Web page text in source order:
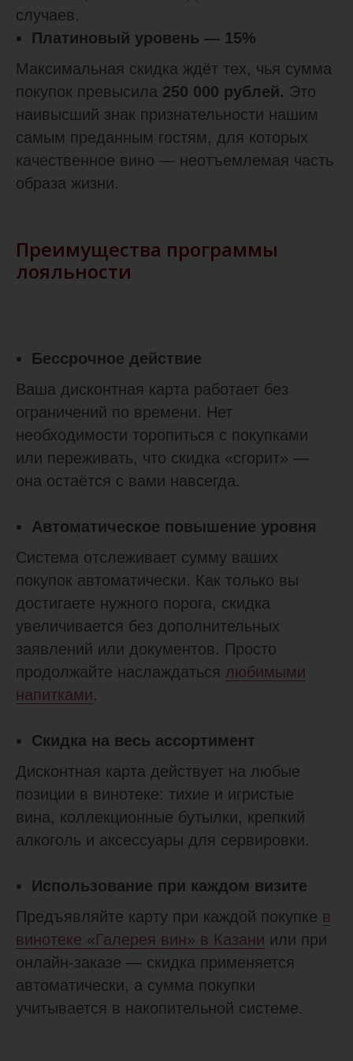
случаев.
Платиновый уровень — 15%
Максимальная скидка ждёт тех, чья сумма
покупок превысила 250 000 рублей. Это
наивысший знак признательности нашим
самым преданным гостям, для которых
качественное вино — неотъемлемая часть
образа жизни.
Преимущества программы
лояльности
Бессрочное действие
Ваша дисконтная карта работает без
ограничений по времени. Нет
необходимости торопиться с покупками
или переживать, что скидка «сгорит» —
она остаётся с вами навсегда.
Автоматическое повышение уровня
Система отслеживает сумму ваших
покупок автоматически. Как только вы
достигаете нужного порога, скидка
увеличивается без дополнительных
заявлений или документов. Просто
продолжайте наслаждаться любимыми
напитками.
Скидка на весь ассортимент
Дисконтная карта действует на любые
позиции в винотеке: тихие и игристые
вина, коллекционные бутылки, крепкий
алкоголь и аксессуары для сервировки.
Использование при каждом визите
Предъявляйте карту при каждой покупке в
винотеке «Галерея вин» в Казани или при
онлайн-заказе — скидка применяется
автоматически, а сумма покупки
учитывается в накопительной системе.